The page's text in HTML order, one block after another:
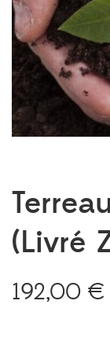
(Livré
192,00 €